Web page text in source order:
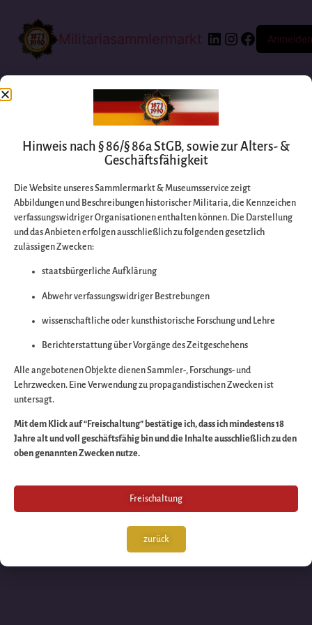
Militariasammlermarkt Anmelden
Entschuldigen Sie
bitte die
Wir arbeiten an
großartigen Sache
schauen Sie bald
wieder vorbei!
Hinweis nach § 86/§ 86a StGB, sowie zur Alters- &
Geschäftsfähigkeit
Die Website unseres Sammlermarkt & Museumsservice zeigt
Abbildungen und Beschreibungen historischer Militaria, die Kennzeichen
verfassungswidriger Organisationen enthalten können. Die Darstellung
und das Anbieten erfolgen ausschließlich zu folgenden gesetzlich
zulässigen Zwecken:
staatsbürgerliche Aufklärung
Abwehr verfassungswidriger Bestrebungen
wissenschaftliche oder kunsthistorische Forschung und Lehre
Berichterstattung über Vorgänge des Zeitgeschehens
Alle angebotenen Objekte dienen Sammler-, Forschungs- und
Lehrzwecken. Eine Verwendung zu propagandistischen Zwecken ist
untersagt.
Mit dem Klick auf “Freischaltung” bestätige ich, dass ich mindestens 18
Jahre alt und voll geschäftsfähig bin und die Inhalte ausschließlich zu den
oben genannten Zwecken nutze.
Freischaltung
zurück